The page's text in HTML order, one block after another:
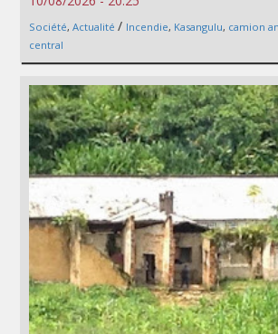
Société, Actualité / Incendie, Kasangulu, camion
central